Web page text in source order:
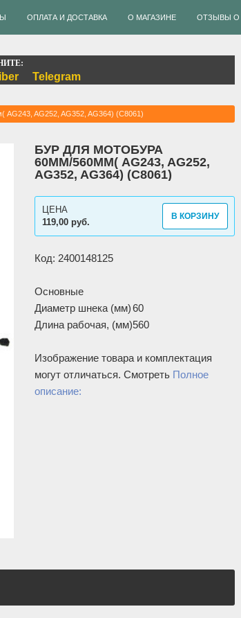
ОПЛАТА И ДОСТАВКА О МАГАЗИНЕ ОТЗЫВЫ О
Telegram
AG252, AG352, AG364) (C8061)
БУР ДЛЯ МОТОБУРА
60ММ/560ММ( AG243, AG252,
AG352, AG364) (C8061)
119,00 руб.
ЦЕНА
В КОРЗИНУ
Код: 2400148125
Основные
Диаметр шнека (мм)60
Длина рабочая, (мм)560
Изображение товара и комплектация
могут отличаться. Смотреть Полное
описание: